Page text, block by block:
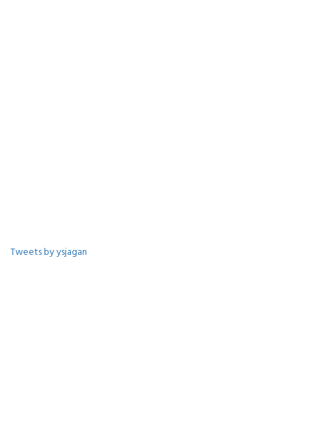
Tweets by ysjagan